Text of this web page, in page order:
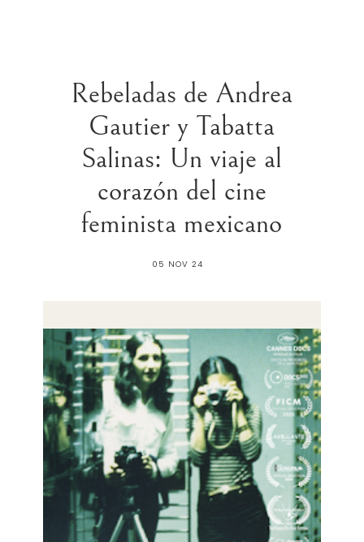
Rebeladas de Andrea
Gautier y Tabatta
Salinas: Un viaje al
corazón del cine
feminista mexicano
05 NOV 24